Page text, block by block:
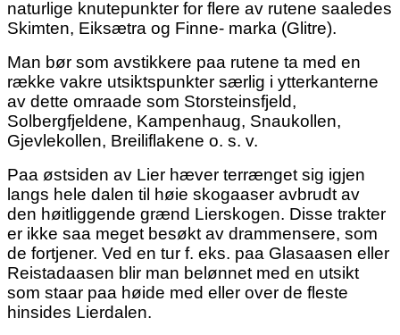
naturlige knutepunkter for flere av rutene saaledes
Skimten, Eiksætra og Finne- marka (Glitre).
Man bør som avstikkere paa rutene ta med en
række vakre utsiktspunkter særlig i ytterkanterne
av dette omraade som Storsteinsfjeld,
Solbergfjeldene, Kampenhaug, Snaukollen,
Gjevlekollen, Breiliflakene o. s. v.
Paa østsiden av Lier hæver terrænget sig igjen
langs hele dalen til høie skogaaser avbrudt av
den høitliggende grænd Lierskogen. Disse trakter
er ikke saa meget besøkt av drammensere, som
de fortjener. Ved en tur f. eks. paa Glasaasen eller
Reistadaasen blir man belønnet med en utsikt
som staar paa høide med eller over de fleste
hinsides Lierdalen.